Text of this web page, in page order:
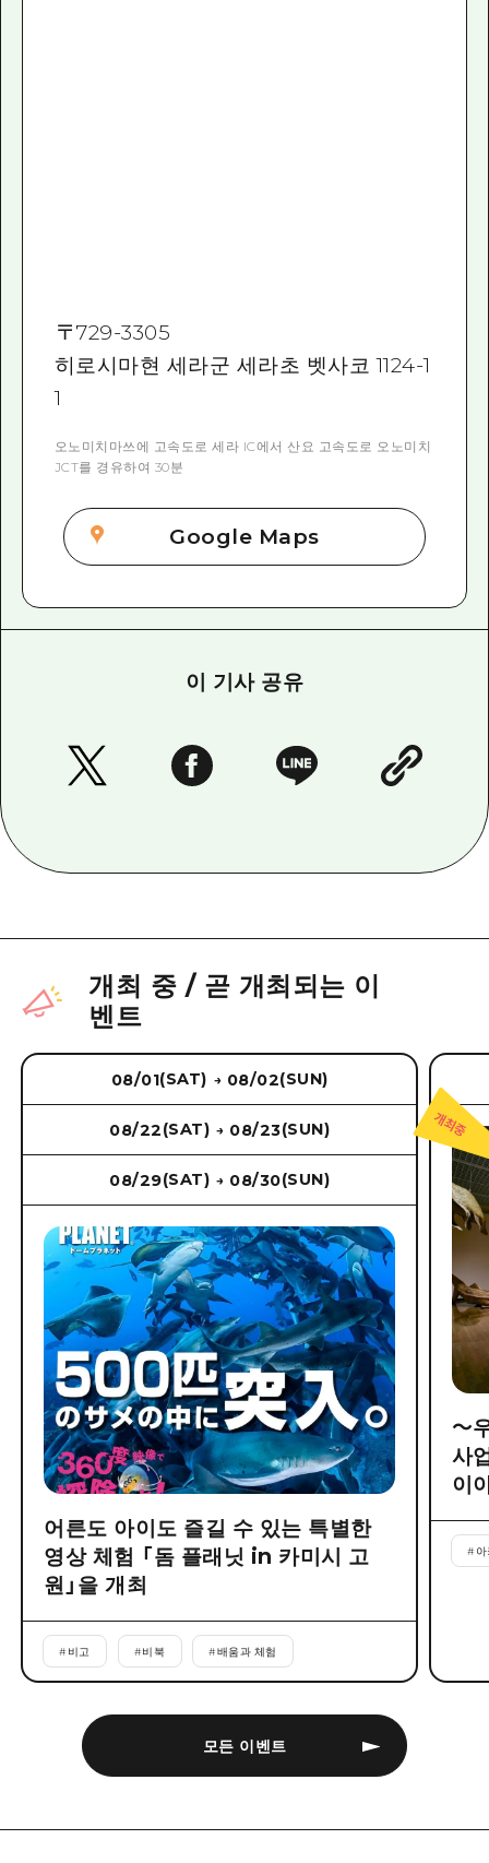
〒729-3305
히로시마현 세라군 세라초 벳사코 1124-1
1
오노미치마쓰에 고속도로 세라 IC에서 산요 고속도로 오노미치
JCT를 경유하여 30분
Google Maps
이 기사 공유
개최 중 / 곧 개최되는 이
벤트
모든 이벤트
08/01(SAT) → 08/02(SUN)
08/22(SAT) → 08/23(SUN)
08/29(SAT) → 08/30(SUN)
어른도 아이도 즐길 수 있는 특별한
영상 체험 「돔 플래닛 in 카미시 고
원」을 개최
# 비고 #비북 #배움과 체험
～
사
이
#